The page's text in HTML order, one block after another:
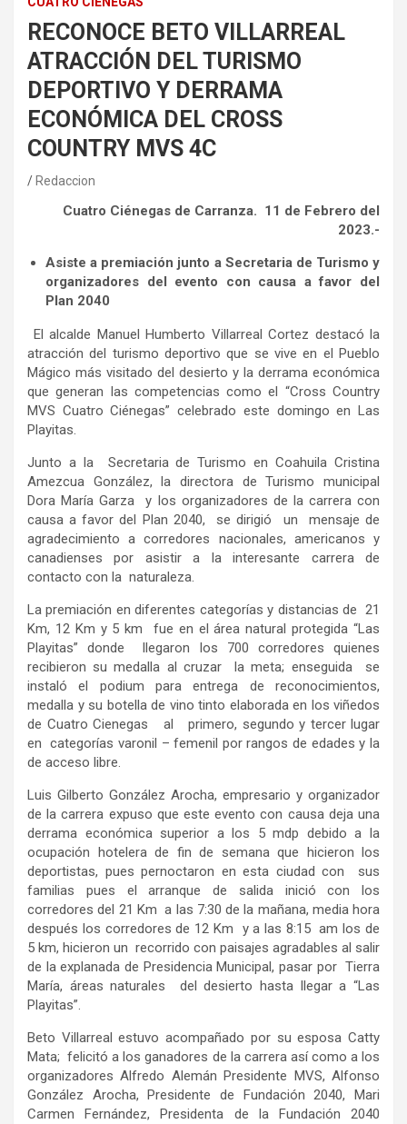
RECONOCE BETO VILLARREAL
ATRACCIÓN DEL TURISMO
DEPORTIVO Y DERRAMA
ECONÓMICA DEL CROSS
COUNTRY MVS 4C
Redaccion
Cuatro Ciénegas de Carranza. 11 de Febrero del
2023.-
Asiste a premiación junto a Secretaria de Turismo y
organizadores del evento con causa a favor del
Plan 2040
El alcalde Manuel Humberto Villarreal Cortez destacó la
atracción del turismo deportivo que se vive en el Pueblo
Mágico más visitado del desierto y la derrama económica
que generan las competencias como el “Cross Country
MVS Cuatro Ciénegas” celebrado este domingo en Las
Playitas.
Junto a la Secretaria de Turismo en Coahuila Cristina
Amezcua González, la directora de Turismo municipal
Dora María Garza y los organizadores de la carrera con
causa a favor del Plan 2040, se dirigió un mensaje de
agradecimiento a corredores nacionales, americanos y
canadienses por asistir a la interesante carrera de
contacto con la naturaleza.
La premiación en diferentes categorías y distancias de 21
Km, 12 Km y 5 km fue en el área natural protegida “Las
Playitas” donde llegaron los 700 corredores quienes
recibieron su medalla al cruzar la meta; enseguida se
instaló el podium para entrega de reconocimientos,
medalla y su botella de vino tinto elaborada en los viñedos
de Cuatro Cienegas al primero, segundo y tercer lugar
en categorías varonil – femenil por rangos de edades y la
de acceso libre.
Luis Gilberto González Arocha, empresario y organizador
de la carrera expuso que este evento con causa deja una
derrama económica superior a los 5 mdp debido a la
ocupación hotelera de fin de semana que hicieron los
deportistas, pues pernoctaron en esta ciudad con sus
familias pues el arranque de salida inició con los
corredores del 21 Km a las 7:30 de la mañana, media hora
después los corredores de 12 Km y a las 8:15 am los de
5 km, hicieron un recorrido con paisajes agradables al salir
de la explanada de Presidencia Municipal, pasar por Tierra
María, áreas naturales del desierto hasta llegar a “Las
Playitas”.
Beto Villarreal estuvo acompañado por su esposa Catty
Mata; felicitó a los ganadores de la carrera así como a los
organizadores Alfredo Alemán Presidente MVS, Alfonso
González Arocha, Presidente de Fundación 2040, Mari
Carmen Fernández, Presidenta de la Fundación 2040